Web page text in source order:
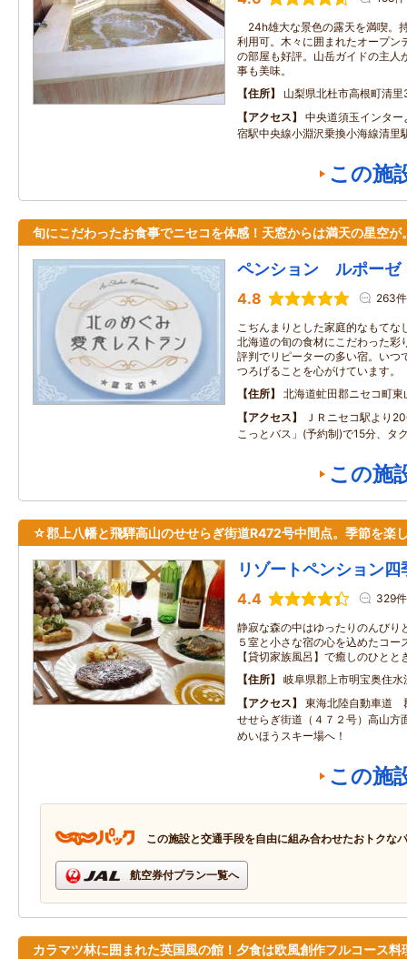
24h雄大な景色の露天を満喫。
利用可。木々に囲まれたオープン
の部屋も好評。山岳ガイドの主人
事も美味。
住所
山梨県北杜市高根町清
アクセス
中央道須玉インタ
宿駅中央線小淵沢乗換小海線清里
この施
旬にこだわったお食事でニセコを体感！天窓からは満天の星空が
ペンション ルポーゼ
4.8 263件
こぢんまりとした家庭的なもてな
北海道の旬の食材にこだわった彩
評判でリピーターの多い宿。いつ
つろげることを心がけています。
住所
北海道虻田郡ニセコ町東
アクセス
ＪＲニセコ駅より
こっとバス」(予約制)で15分、タ
この施
☆郡上八幡と飛騨高山のせせらぎ街道R472号中間点。季節を楽
リゾートペンション四
4.4 329件
静寂な森の中はゆったりのんびり
５室と小さな宿の心を込めたコー
【貸切家族風呂】で癒しのひとと
住所
岐阜県郡上市明宝奥住水
アクセス
東海北陸自動車道
せせらぎ街道（４７２号）高山
めいほうスキー場へ！
この施
この施設と交通手段を自由に組み合わせたおトクな
航空券付プラン一覧へ
カラマツ林に囲まれた英国風の館！夕食は欧風創作フルコース料